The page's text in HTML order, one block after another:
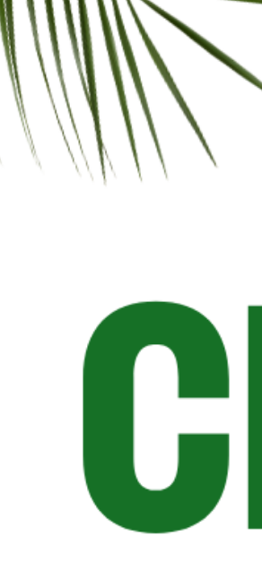
Acquista